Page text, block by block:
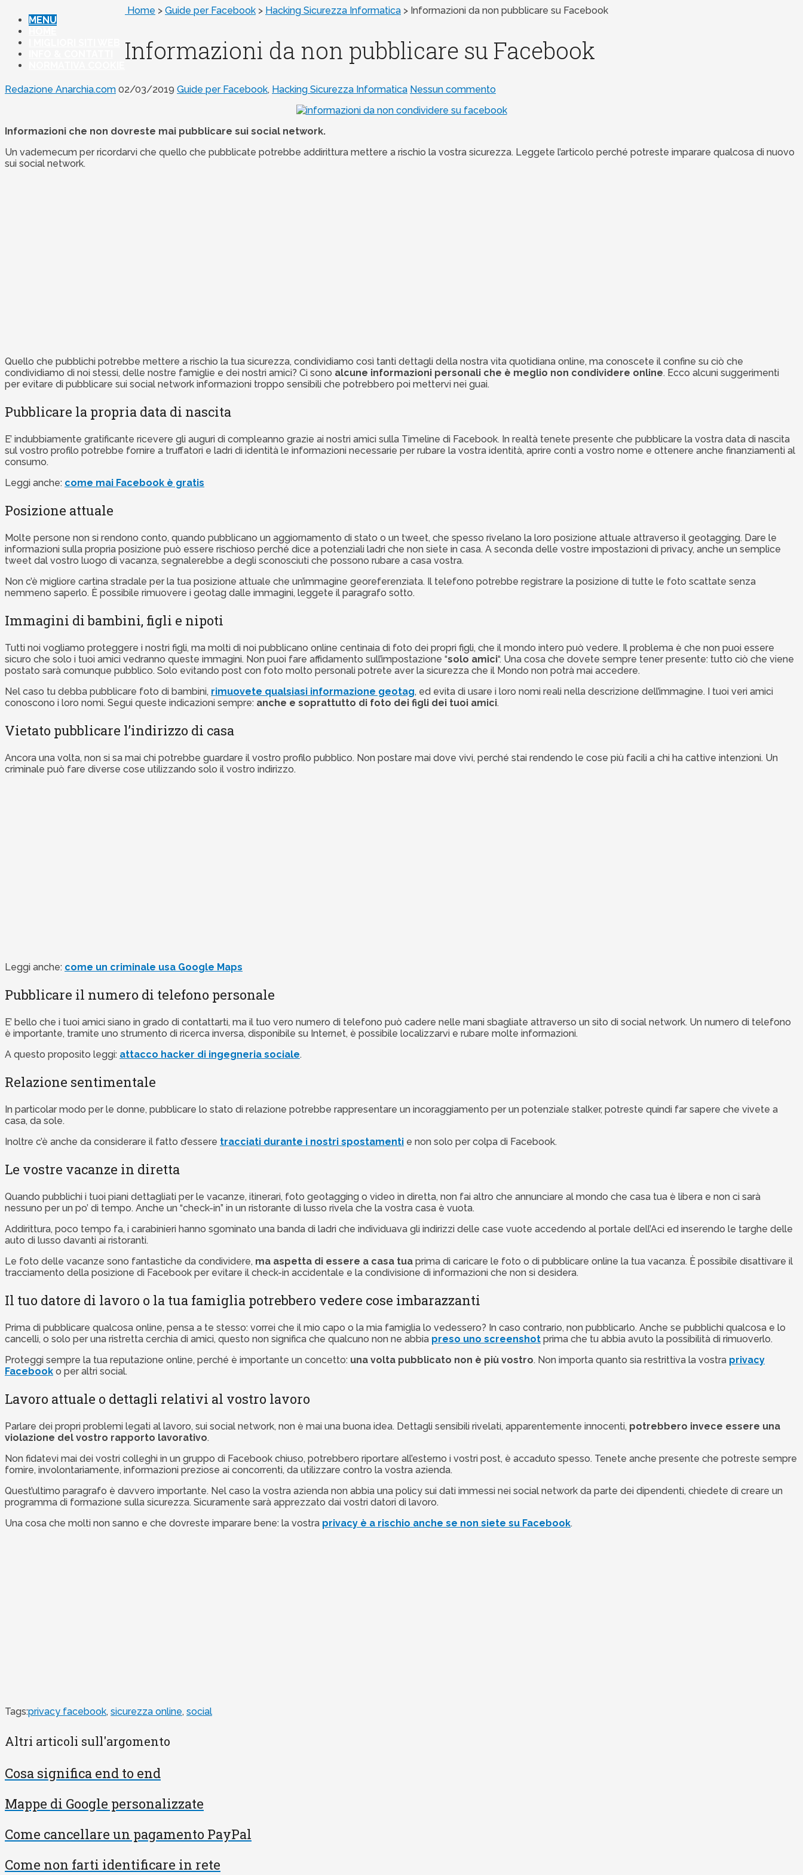
MENU
Home > Guide per Facebook > Hacking Sicurezza Informatica > Informazioni da non pubblicare su Facebook
Informazioni da non pubblicare su Facebook
Redazione Anarchia.com 02/03/2019 Guide per Facebook, Hacking Sicurezza Informatica Nessun commento
Informazioni che non dovreste mai pubblicare sui social network.
Un vademecum per ricordarvi che quello che pubblicate potrebbe addirittura mettere a rischio la vostra sicurezza. Leggete l’articolo perché potreste imparare qualcosa di nuovo
sui social network.
Quello che pubblichi potrebbe mettere a rischio la tua sicurezza, condividiamo così tanti dettagli della nostra vita quotidiana online, ma conoscete il confine su ciò che
condividiamo di noi stessi, delle nostre famiglie e dei nostri amici? Ci sono alcune informazioni personali che è meglio non condividere online. Ecco alcuni suggerimenti
per evitare di pubblicare sui social network informazioni troppo sensibili che potrebbero poi mettervi nei guai.
Pubblicare la propria data di nascita
E’ indubbiamente gratificante ricevere gli auguri di compleanno grazie ai nostri amici sulla Timeline di Facebook. In realtà tenete presente che pubblicare la vostra data di nascita
sul vostro profilo potrebbe fornire a truffatori e ladri di identità le informazioni necessarie per rubare la vostra identità, aprire conti a vostro nome e ottenere anche finanziamenti al
consumo.
Leggi anche: come mai Facebook è gratis
Posizione attuale
Molte persone non si rendono conto, quando pubblicano un aggiornamento di stato o un tweet, che spesso rivelano la loro posizione attuale attraverso il geotagging. Dare le
informazioni sulla propria posizione può essere rischioso perché dice a potenziali ladri che non siete in casa. A seconda delle vostre impostazioni di privacy, anche un semplice
tweet dal vostro luogo di vacanza, segnalerebbe a degli sconosciuti che possono rubare a casa vostra.
Non c’è migliore cartina stradale per la tua posizione attuale che un’immagine georeferenziata. Il telefono potrebbe registrare la posizione di tutte le foto scattate senza
nemmeno saperlo. È possibile rimuovere i geotag dalle immagini, leggete il paragrafo sotto.
Immagini di bambini, figli e nipoti
Tutti noi vogliamo proteggere i nostri figli, ma molti di noi pubblicano online centinaia di foto dei propri figli, che il mondo intero può vedere. Il problema è che non puoi essere
sicuro che solo i tuoi amici vedranno queste immagini. Non puoi fare affidamento sull’impostazione “solo amici“. Una cosa che dovete sempre tener presente: tutto ciò che viene
postato sarà comunque pubblico. Solo evitando post con foto molto personali potrete aver la sicurezza che il Mondo non potrà mai accedere.
Nel caso tu debba pubblicare foto di bambini, rimuovete qualsiasi informazione geotag, ed evita di usare i loro nomi reali nella descrizione dell’immagine. I tuoi veri amici
conoscono i loro nomi. Segui queste indicazioni sempre: anche e soprattutto di foto dei figli dei tuoi amici.
Vietato pubblicare l’indirizzo di casa
Ancora una volta, non si sa mai chi potrebbe guardare il vostro profilo pubblico. Non postare mai dove vivi, perché stai rendendo le cose più facili a chi ha cattive intenzioni. Un
criminale può fare diverse cose utilizzando solo il vostro indirizzo.
Leggi anche: come un criminale usa Google Maps
Pubblicare il numero di telefono personale
E’ bello che i tuoi amici siano in grado di contattarti, ma il tuo vero numero di telefono può cadere nelle mani sbagliate attraverso un sito di social network. Un numero di telefono
è importante, tramite uno strumento di ricerca inversa, disponibile su Internet, è possibile localizzarvi e rubare molte informazioni.
A questo proposito leggi: attacco hacker di ingegneria sociale.
Relazione sentimentale
In particolar modo per le donne, pubblicare lo stato di relazione potrebbe rappresentare un incoraggiamento per un potenziale stalker, potreste quindi far sapere che vivete a
casa, da sole.
Inoltre c’è anche da considerare il fatto d’essere tracciati durante i nostri spostamenti e non solo per colpa di Facebook.
Le vostre vacanze in diretta
Quando pubblichi i tuoi piani dettagliati per le vacanze, itinerari, foto geotagging o video in diretta, non fai altro che annunciare al mondo che casa tua è libera e non ci sarà
nessuno per un po’ di tempo. Anche un “check-in” in un ristorante di lusso rivela che la vostra casa è vuota.
Addirittura, poco tempo fa, i carabinieri hanno sgominato una banda di ladri che individuava gli indirizzi delle case vuote accedendo al portale dell’Aci ed inserendo le targhe delle
auto di lusso davanti ai ristoranti.
Le foto delle vacanze sono fantastiche da condividere, ma aspetta di essere a casa tua prima di caricare le foto o di pubblicare online la tua vacanza. È possibile disattivare il
tracciamento della posizione di Facebook per evitare il check-in accidentale e la condivisione di informazioni che non si desidera.
Il tuo datore di lavoro o la tua famiglia potrebbero vedere cose imbarazzanti
Prima di pubblicare qualcosa online, pensa a te stesso: vorrei che il mio capo o la mia famiglia lo vedessero? In caso contrario, non pubblicarlo. Anche se pubblichi qualcosa e lo
cancelli, o solo per una ristretta cerchia di amici, questo non significa che qualcuno non ne abbia preso uno screenshot prima che tu abbia avuto la possibilità di rimuoverlo.
Proteggi sempre la tua reputazione online, perché è importante un concetto: una volta pubblicato non è più vostro. Non importa quanto sia restrittiva la vostra privacy
Facebook o per altri social.
Lavoro attuale o dettagli relativi al vostro lavoro
Parlare dei propri problemi legati al lavoro, sui social network, non è mai una buona idea. Dettagli sensibili rivelati, apparentemente innocenti, potrebbero invece essere una
violazione del vostro rapporto lavorativo.
Non fidatevi mai dei vostri colleghi in un gruppo di Facebook chiuso, potrebbero riportare all’esterno i vostri post, è accaduto spesso. Tenete anche presente che potreste sempre
fornire, involontariamente, informazioni preziose ai concorrenti, da utilizzare contro la vostra azienda.
Quest’ultimo paragrafo è davvero importante. Nel caso la vostra azienda non abbia una policy sui dati immessi nei social network da parte dei dipendenti, chiedete di creare un
programma di formazione sulla sicurezza. Sicuramente sarà apprezzato dai vostri datori di lavoro.
Una cosa che molti non sanno e che dovreste imparare bene: la vostra privacy è a rischio anche se non siete su Facebook.
Tags:privacy facebook, sicurezza online, social
Altri articoli sull'argomento
Cosa significa end to end
Mappe di Google personalizzate
Come cancellare un pagamento PayPal
Come non farti identificare in rete